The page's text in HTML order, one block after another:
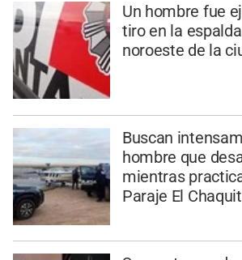
Un hombre fue
tiro en la
noroeste de la
Buscan
hombre que
mientras
Paraje El